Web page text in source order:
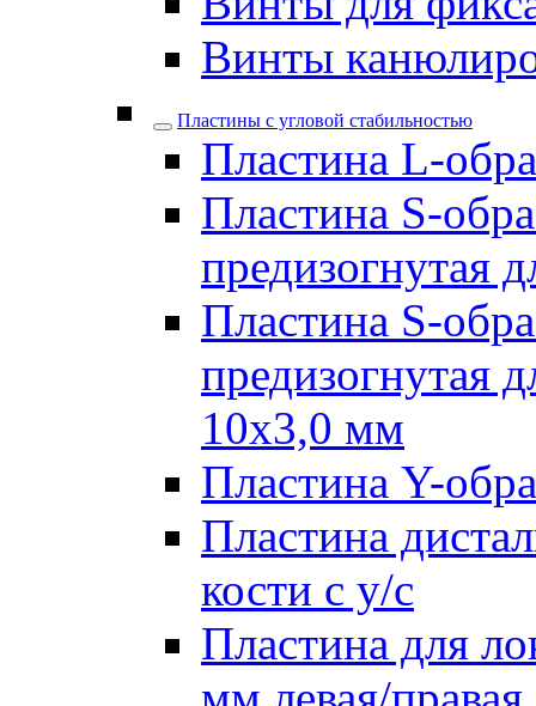
Винты
Пластины с угловой стабильностью
Пластина L-
Пластина S-
предизогнутая
Пластина S-
предизогнутая
10х3,0 мм
Пластина Y-
Пластина
кости с у/с
Пластина для